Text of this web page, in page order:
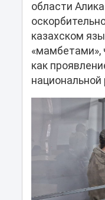
области
казахском
«мамбетами»,
как
национальной